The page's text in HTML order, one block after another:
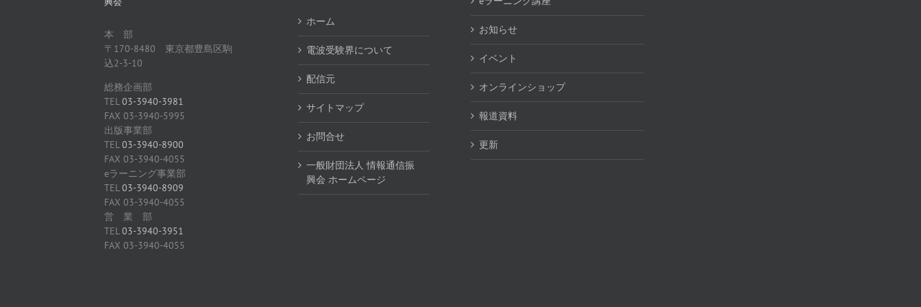
本 部
〒170-8480 東京都豊島区駒
込2-3-10
総務企画部
TEL03-3940-3981
FAX 03-3940-5995
出版事業部
TEL03-3940-8900
FAX 03-3940-4055
eラーニング事業部
TEL03-3940-8909
FAX 03-3940-4055
営 業 部
TEL03-3940-3951
FAX 03-3940-4055
ホーム
電波受験界について
配信元
サイトマップ
お問合せ
一般財団法人 情報通信振
興会 ホームページ
お知らせ
イベント
オンラインショップ
報道資料
更新